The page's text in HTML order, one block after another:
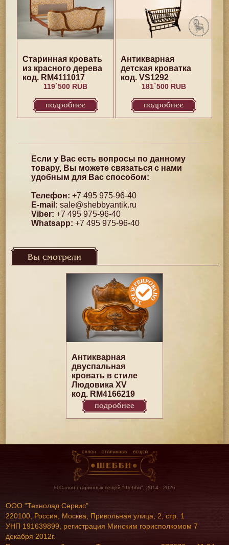
Старинная кровать
из красного дерева
код. RM4111017
119`500 RUB
подробнее
Антикварная
детская кроватка
код. VS1292
181`500 RUB
подробнее
Если у Вас есть вопросы по данному
товару, Вы можете связаться с нами
удобным для Вас способом:
Телефон: +7 495 975-96-40
E-mail: sale@shebbyantik.ru
Viber: +7 495 975-96-40
Whatsapp: +7 495 975-96-40
Вы смотрели
Антикварная
двуспальная
кровать в стиле
Людовика XV
код. RM4166219
подробнее
© Салон старинных вещей "Шебби", 2014 - 2026
ООО "Технолад Сервис"
220100, Россия, Москва, Привольная улица, 2, стр. 1
УНП 191639899, регистрация Минским горисполкомом 7
декабря 2012г.